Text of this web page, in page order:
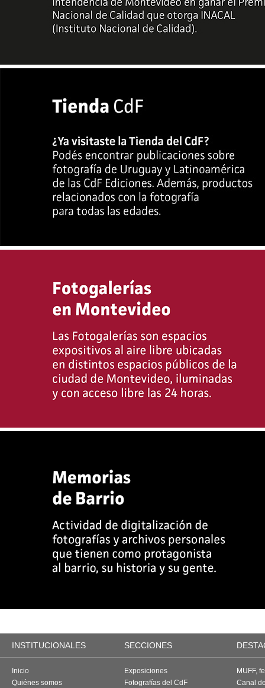
INSTITUCIONALES SECCIONES
Inicio
Quiénes somos
Exposiciones
Fotografías del CdF
MUFF,
Canal